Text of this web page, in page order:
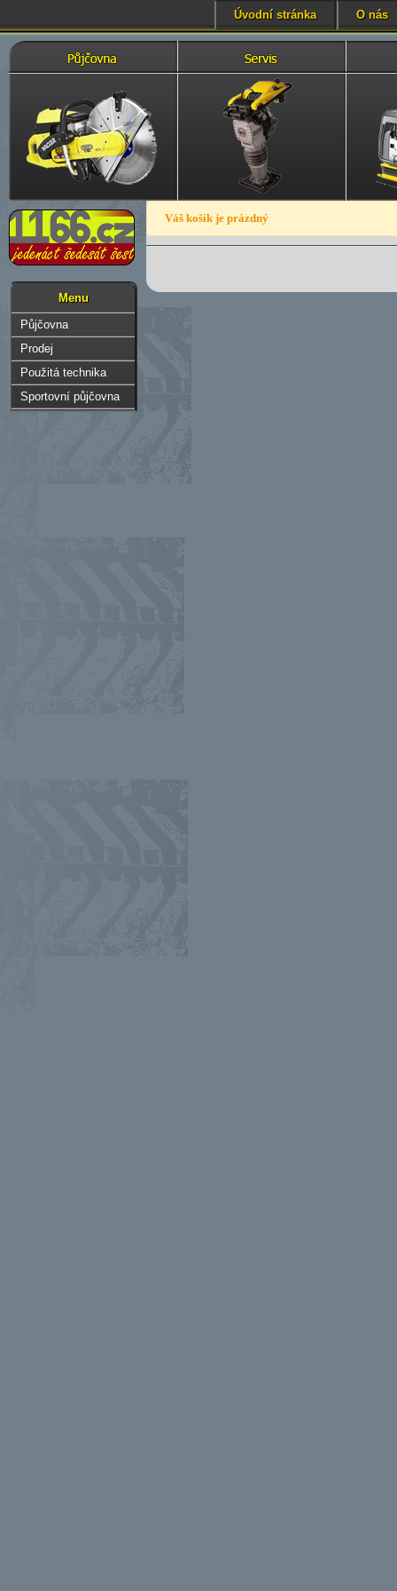
Úvodní stránka O nás
Menu
Půjčovna
Prodej
Použitá technika
Sportovní půjčovna
Váš košík je prázdný